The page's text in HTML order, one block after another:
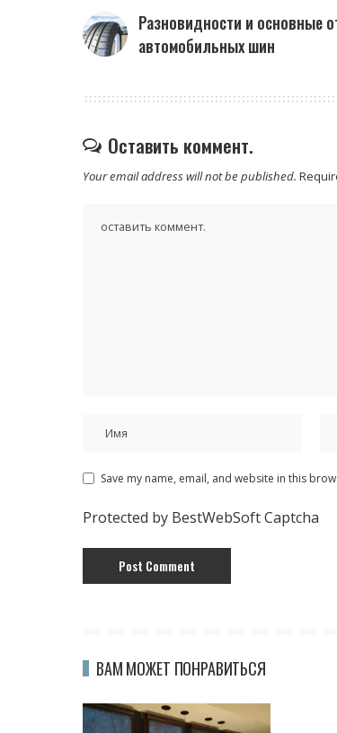
Разновидности и основные
автомобильных шин
Оставить коммент.
Your email address will not be published.
Save my name, email, and website in this
Protected by BestWebSoft Captcha
ВАМ МОЖЕТ ПОНРАВИТЬСЯ